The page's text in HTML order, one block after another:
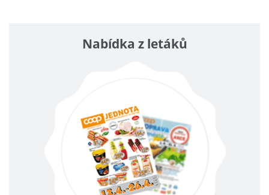
Nabídka z letáků